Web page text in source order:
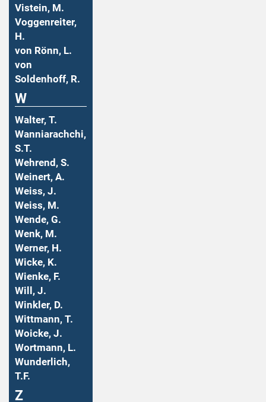
Vistein, M.
Voggenreiter,
H.
von Rönn, L.
von
Soldenhoff, R.
W
Walter, T.
Wanniarachchi,
S.T.
Wehrend, S.
Weinert, A.
Weiss, J.
Weiss, M.
Wende, G.
Wenk, M.
Werner, H.
Wicke, K.
Wienke, F.
Will, J.
Winkler, D.
Wittmann, T.
Woicke, J.
Wortmann, L.
Wunderlich,
T.F.
Z